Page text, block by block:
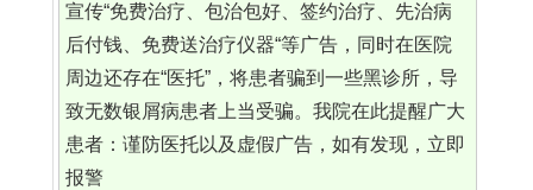
宣传“免费治疗、包治包好、签约治疗、先治病
后付钱、免费送治疗仪器“等广告，同时在医院
周边还存在“医托”，将患者骗到一些黑诊所，导
致无数银屑病患者上当受骗。我院在此提醒广大
患者：谨防医托以及虚假广告，如有发现，立即
报警